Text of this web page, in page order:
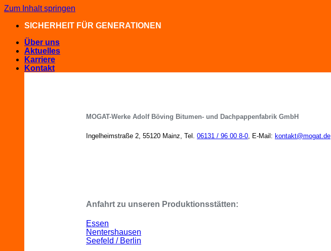
Zum Inhalt springen
SICHERHEIT FÜR GENERATIONEN
Über uns
Aktuelles
Karriere
Kontakt
MOGAT-Werke Adolf Böving Bitumen- und Dachpappenfabrik GmbH
Ingelheimstraße 2, 55120 Mainz, Tel. 06131 / 96 00 8-0, E-Mail: kontakt@mogat.de
Anfahrt zu unseren Produktionsstätten:
Essen
Nentershausen
Seefeld / Berlin